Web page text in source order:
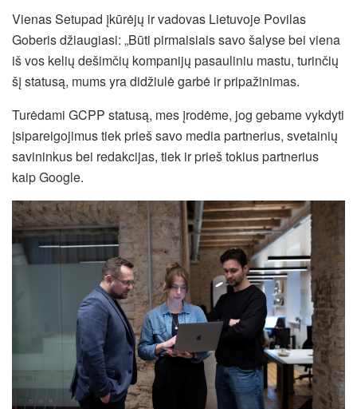
Vienas Setupad įkūrėjų ir vadovas Lietuvoje Povilas
Goberis džiaugiasi: „Būti pirmaisiais savo šalyse bei viena
iš vos kelių dešimčių kompanijų pasauliniu mastu, turinčių
šį statusą, mums yra didžiulė garbė ir pripažinimas.
Turėdami GCPP statusą, mes įrodėme, jog gebame vykdyti
įsipareigojimus tiek prieš savo media partnerius, svetainių
savininkus bei redakcijas, tiek ir prieš tokius partnerius
kaip Google.